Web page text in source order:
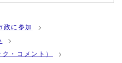
政に参加
・コメント）